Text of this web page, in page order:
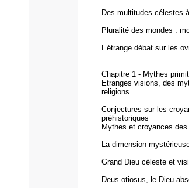
Des multitudes célestes
Pluralité des mondes :
L’étrange débat sur les
Chapitre 1 - Mythes
Etranges visions, des
religions
Conjectures sur les
préhistoriques
Mythes et croyances
La dimension
Grand Dieu céleste et
Deus otiosus, le Dieu